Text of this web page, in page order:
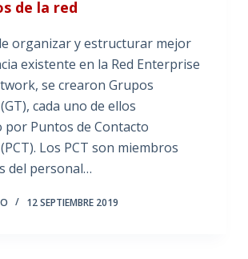
de la red
organizar y estructurar mejor
existente en la Red Enterprise
se crearon Grupos
cada uno de ellos
por Puntos de Contacto
Los PCT son miembros
del personal…
12 SEPTIEMBRE 2019